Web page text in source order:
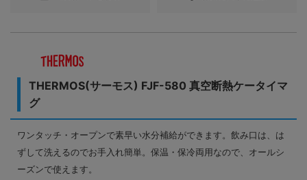
THERMOS(サーモス) FJF-580 真空断熱ケータイマ
グ
ワンタッチ・オープンで素早い水分補給ができます。飲み口は、は
ずして洗えるのでお手入れ簡単。保温・保冷両用なので、オールシ
ーズンで使えます。